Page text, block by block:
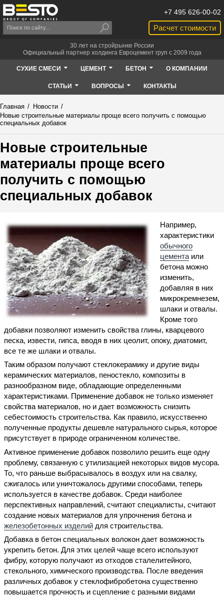
Расчет стоимости
+7 495 626-00-02
30 лет на стройрынке России
Официальный партнер холдинга Евроцемент груп с 2009 года
СУХИЕ СМЕСИ ЦЕМЕНТ БЕТОН О КОМПАНИИ
СТАТЬИ ВОПРОСЫ КОНТАКТЫ
Главная / Новости /
Новые строительные материалы проще всего получить с помощью
специальных добавок
Новые строительные
материалы проще всего
получить с помощью
специальных добавок
Например,
характеристики
обычного
цемента или
бетона можно
изменить,
добавляя в них
микрокремнезем,
шлаки и отвалы.
Кроме того
добавки позволяют изменить свойства глины, кварцевого
песка, извести, гипса, вводя в них цеолит, опоку, диатомит,
все те же шлаки и отвалы.
Таким образом получают стеклокерамику и другие виды
керамических материалов, пеностекло, композиты в
разнообразном виде, обладающие определенными
характеристиками. Применение добавок не только изменяет
свойства материалов, но и дает возможность снизить
себестоимость строительства. Как правило, искусственно
полученные продукты дешевле натурального сырья, которое
присутствует в природе ограниченном количестве.
Активное применение добавок позволило решить еще одну
проблему, связанную с утилизацией некоторых видов мусора.
То, что раньше выбрасывалось в воздух или на свалку,
сжигалось или уничтожалось другими способами, теперь
используется в качестве добавок. Среди наиболее
перспективных направлений, считают специалисты, считают
создание новых материалов для упрочнения бетона и
железобетонных изделий для строительства.
Добавка в бетон специальных волокон дает возможность
укрепить бетон. Для этих целей чаще всего используют
фибру, которую получают из отходов сталелитейного,
стекольного, химического производства. После введения
различных добавок у стеклофибробетона существенно
повышается прочность и сцепление с разными видами